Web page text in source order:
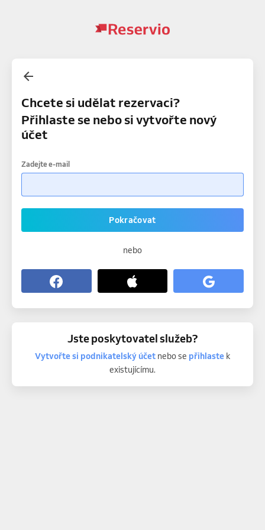
Chcete si udělat rezervaci?
Přihlaste se nebo si vytvořte nový
účet
Zadejte e-mail
Pokračovat
nebo
Jste poskytovatel služeb?
Vytvořte si podnikatelský účetnebo se přihlastek
existujícímu.